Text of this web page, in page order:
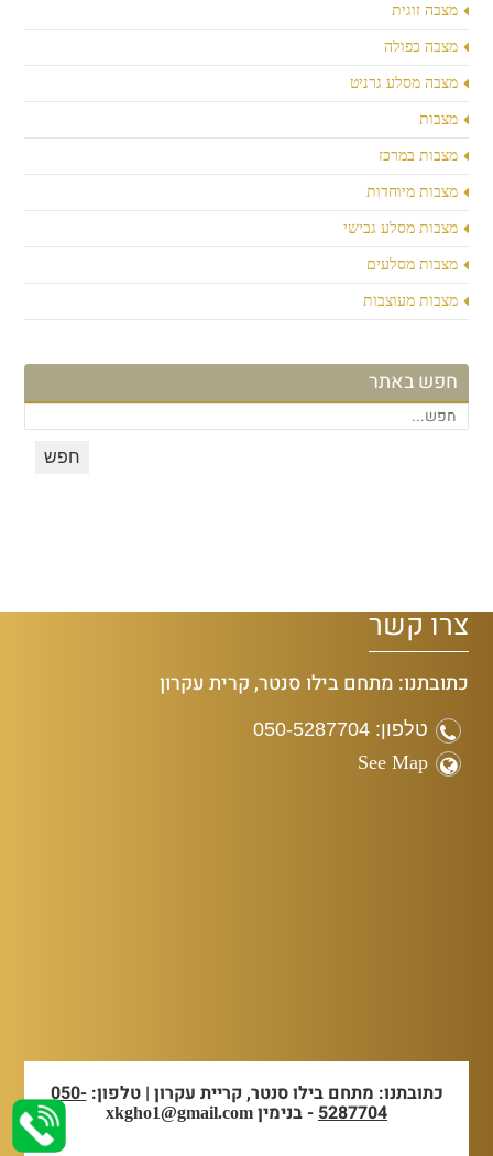
מצבה זוגית
מצבה כפולה
מצבה מסלע גרניט
מצבות
מצבות במרכז
מצבות מיוחדות
מצבות מסלע גבישי
מצבות מסלעים
מצבות מעוצבות
חפש באתר
צרו קשר
כתובתנו: מתחם בילו סנטר, קרית עקרון
טלפון: 050-5287704
See Map
כתובתנו: מתחם בילו סנטר, קריית עקרון | טלפון:050-
5287704- בנימין xkgho1@gmail.com